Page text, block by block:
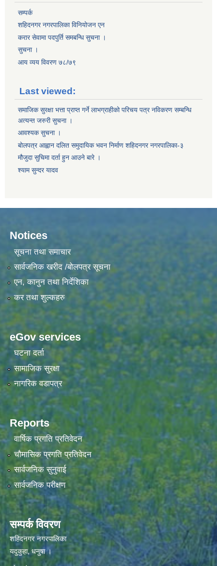
सम्पर्क
शहिदनगर नगरपालिका विनियोजन एन
करार सेवामा पदपुर्ति समबन्धि सुचना ।
सुचना ।
आय व्यय विवरण ७८/७९
Last viewed:
समाजिक सुरक्षा भत्ता प्राप्त गर्ने लाभग्राहीको परिचय पत्र नविकरण सम्बन्धि
अत्यन्त जरुरी सुचना ।
आवश्यक सुचना ।
बोलपत्र आह्वान दलित समुदायिक भवन निर्माण शहिदनगर नगरपालिका-३
मौजुदा सुचिमा दर्ता हुन आउने बारे ।
श्याम सुन्दर यादव
Notices
सूचना तथा समाचार
सार्वजनिक खरीद /बोलपत्र सूचना
एन, कानुन तथा निर्देशिका
कर तथा शुल्कहरु
eGov services
घटना दर्ता
सामाजिक सुरक्षा
नागरिक वडापत्र
Reports
वार्षिक प्रगति प्रतिवेदन
चौमासिक प्रगति प्रतिवेदन
सार्वजनिक सुनुवाई
सार्वजनिक परीक्षण
सम्पर्क विवरण
शहिदनगर नगरपालिका
यदुकुहा, धनुषा ।